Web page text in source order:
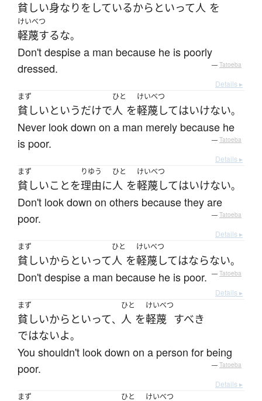
貧しい身なり を しているからといって人 を
けいべつ
軽蔑するな。
Don't despise a man because he is poorly
dressed.
— Tatoeba
Details ▸
まず
貧しいというだけで
ひと
人 を
けいべつ
軽蔑してはいけない。
Never look down on a man merely because he
is poor.
— Tatoeba
Details ▸
まず
貧しいことを
りゆう
理由に
ひと
人 を
けいべつ
軽蔑してはいけない。
Don't look down on others because they are
poor.
— Tatoeba
Details ▸
まず
貧しいからといって
ひと
人 を
けいべつ
軽蔑してはならない。
Don't despise a man because he is poor. — Tatoeba
Details ▸
まず
貧しいからといって、
ひと
人 を
けいべつ
軽蔑 すべき
ではないよ。
You shouldn't look down on a person for being
poor.
— Tatoeba
Details ▸
まず
ひと けいべつ